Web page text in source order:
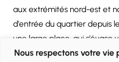
Nous respectons votre vie
aux extrémités nord-est et
d’entrée du quartier depuis
une large place, qui s’évase
restaurants et l’accès au